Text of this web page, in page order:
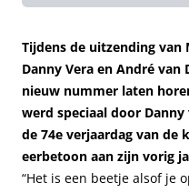
Tijdens de uitzending
Danny Vera en André van
nieuw nummer laten
werd speciaal door
de 74e verjaardag van de
eerbetoon aan zijn vorig
“Het is een beetje alsof je